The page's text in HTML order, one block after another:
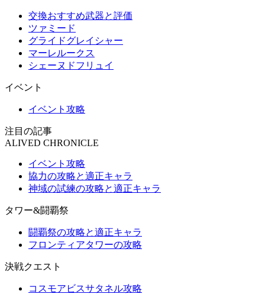
交換おすすめ武器と評価
ツァミード
グライドグレイシャー
マーレルークス
シェーヌドフリュイ
イベント
イベント攻略
注目の記事
ALIVED CHRONICLE
イベント攻略
協力の攻略と適正キャラ
神域の試練の攻略と適正キャラ
タワー&闘覇祭
闘覇祭の攻略と適正キャラ
フロンティアタワーの攻略
決戦クエスト
コスモアビスサタネル攻略